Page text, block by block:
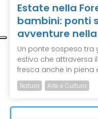
Estate nella
bambini: ponti
avventure
Un ponte sospeso tra
estivo che attraversa
fresca anche in piena
Natura Arte e Cultura